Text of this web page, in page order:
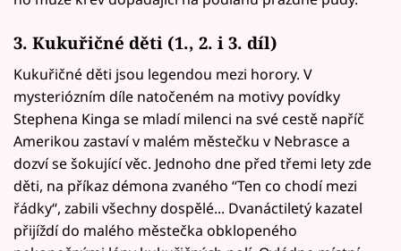
3. Kukuřičné děti (1., 2. i 3. díl)
Kukuřičné děti jsou legendou mezi horory. V
mysteriózním díle natočeném na motivy povídky
Stephena Kinga se mladí milenci na své cestě napříč
Amerikou zastaví v malém městečku v Nebrasce a
dozví se šokující věc. Jednoho dne před třemi lety zde
děti, na příkaz démona zvaného ‘‘Ten co chodí mezi
řádky‘‘, zabili všechny dospělé... Dvanáctiletý kazatel
přijíždí do malého městečka obklopeného